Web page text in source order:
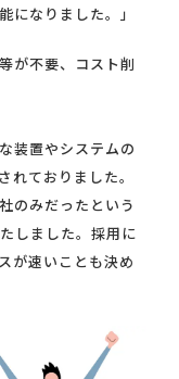
になりました。」
が不要、コスト削
装置やシステムの
れておりました。
のみだったという
しました。採用に
が速いことも決め